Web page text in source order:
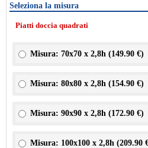
Seleziona la misura
Piatti doccia quadrati
Misura: 70x70 x 2,8h (149.90 €)
Misura: 80x80 x 2,8h (154.90 €)
Misura: 90x90 x 2,8h (172.90 €)
Misura: 100x100 x 2,8h (209.90